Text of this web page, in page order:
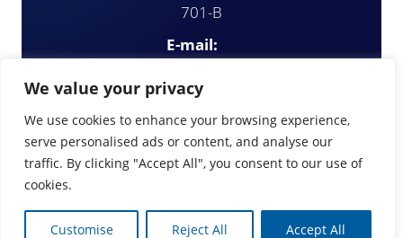
We value your privacy
We use cookies to enhance your browsing experience,
serve personalised ads or content, and analyse our
traffic. By clicking "Accept All", you consent to our use of
cookies.
Customise Reject All Accept All
701-В
E-mail: